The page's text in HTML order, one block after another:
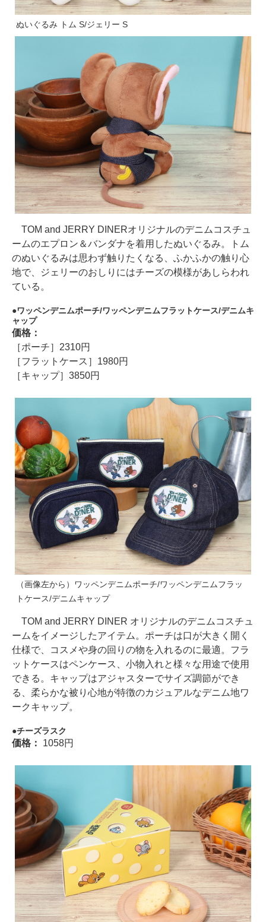
ぬいぐるみ トム S/ジェリー S
TOM and JERRY DINERオリジナルのデニムコスチュ
ームのエプロン＆バンダナを着用したぬいぐるみ。トム
のぬいぐるみは思わず触りたくなる、ふかふかの触り心
地で、ジェリーのおしりにはチーズの模様があしらわれ
ている。
ワッペンデニムポーチ/ワッペンデニムフラットケース/デニムキ
ャップ
価格：
［ポーチ］2310円
［フラットケース］1980円
［キャップ］3850円
（画像左から）ワッペンデニムポーチ/ワッペンデニムフラッ
トケース/デニムキャップ
TOM and JERRY DINER オリジナルのデニムコスチュ
ームをイメージしたアイテム。ポーチは口が大きく開く
仕様で、コスメや身の回りの物を入れるのに最適。フラ
ットケースはペンケース、小物入れと様々な用途で使用
できる。キャップはアジャスターでサイズ調節ができ
る、柔らかな被り心地が特徴のカジュアルなデニム地ワ
ークキャップ。
チーズラスク
価格： 1058円